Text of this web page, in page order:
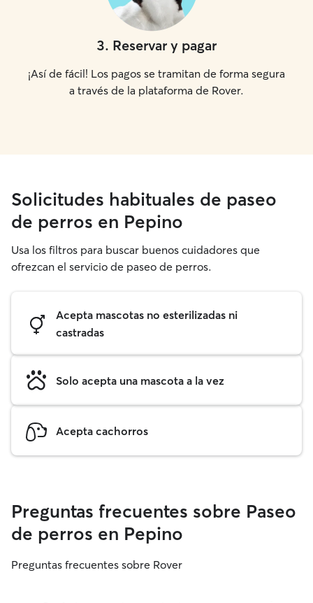
3. Reservar y pagar
¡Así de fácil! Los pagos se tramitan de forma segura
a través de la plataforma de Rover.
Solicitudes habituales de paseo
de perros en Pepino
Usa los filtros para buscar buenos cuidadores que
ofrezcan el servicio de paseo de perros.
Acepta mascotas no esterilizadas ni
castradas
Solo acepta una mascota a la vez
Acepta cachorros
Preguntas frecuentes sobre Paseo
de perros en Pepino
Preguntas frecuentes sobre Rover